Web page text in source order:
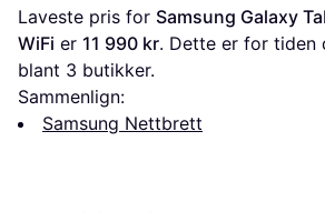
Laveste pris for Samsung Galaxy
WiFi er 11 990 kr. Dette er for tiden
blant 3 butikker.
Sammenlign:
Samsung Nettbrett